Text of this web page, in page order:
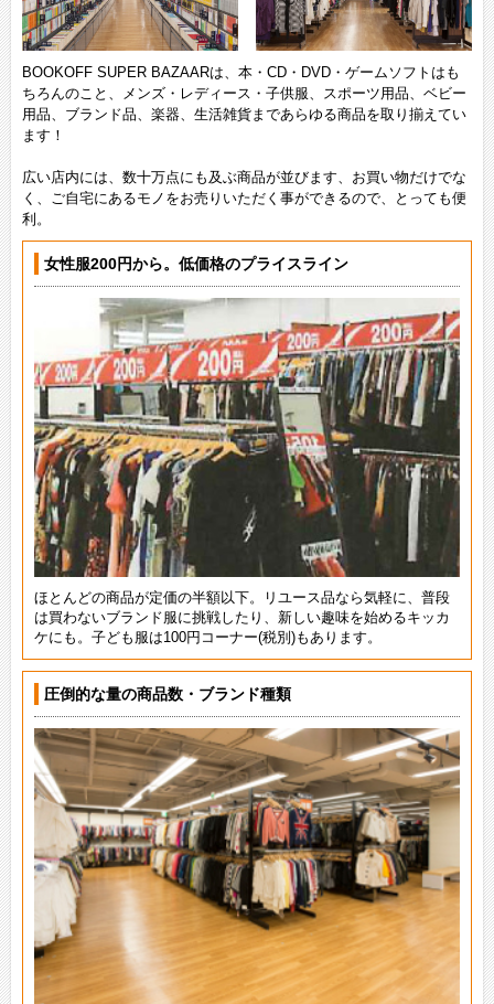
BOOKOFF SUPER BAZAARは、本・CD・DVD・ゲームソフトはも
ちろんのこと、メンズ・レディース・子供服、スポーツ用品、ベビー
用品、ブランド品、楽器、生活雑貨まであらゆる商品を取り揃えてい
ます！
広い店内には、数十万点にも及ぶ商品が並びます、お買い物だけでな
く、ご自宅にあるモノをお売りいただく事ができるので、とっても便
利。
女性服200円から。低価格のプライスライン
ほとんどの商品が定価の半額以下。リユース品なら気軽に、普段
は買わないブランド服に挑戦したり、新しい趣味を始めるキッカ
ケにも。子ども服は100円コーナー(税別)もあります。
圧倒的な量の商品数・ブランド種類